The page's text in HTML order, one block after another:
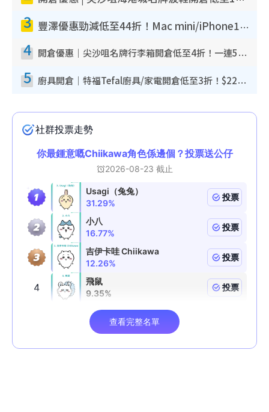
3 豐澤優惠勁減低至44折！Mac mini/iPhone17Pro大減價！廚房家電$220起
4 開倉優惠｜尖沙咀名牌行李箱開倉低至4折！一連5日 American Tourister/ace./Hallmark $200起！
5 廚具開倉｜特福Tefal廚具/家電開倉低至3折！$220起買平底鍋/炒鑊/湯煲！電飯煲/吸塵機/燙斗$418起